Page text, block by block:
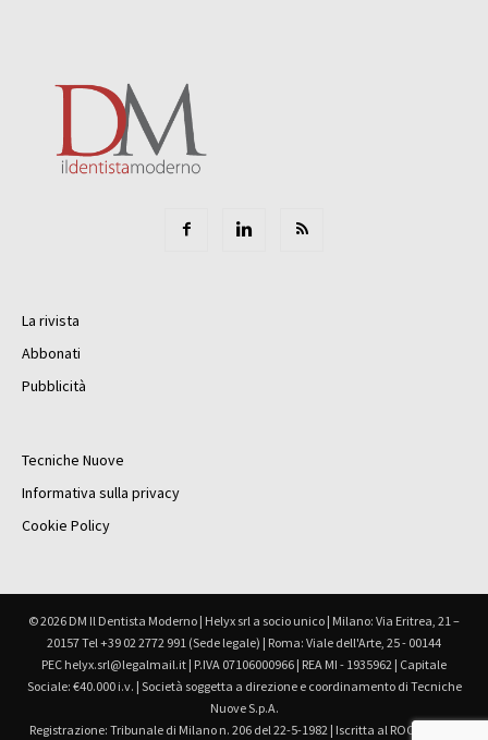
La rivista
Abbonati
Pubblicità
Tecniche Nuove
Informativa sulla privacy
Cookie Policy
© 2026 DM Il Dentista Moderno | Helyx srl a socio unico | Milano: Via Eritrea, 21 –
20157 Tel +39 02 2772 991 (Sede legale) | Roma: Viale dell'Arte, 25 - 00144
PEC helyx.srl@legalmail.it | P.IVA 07106000966 | REA MI - 1935962 | Capitale
Sociale: €40.000 i.v. | Società soggetta a direzione e coordinamento di Tecniche
Nuove S.p.A.
Registrazione: Tribunale di Milano n. 206 del 22-5-1982 | Iscritta al ROC Registro